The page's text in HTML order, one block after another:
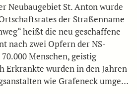
Neubaugebiet St. Anton wurde
der Straßenname
heißt die neu geschaffene
nach zwei Opfern der NS-
Menschen, geistig
Erkrankte wurden in den Jahren
wie Grafeneck umge…